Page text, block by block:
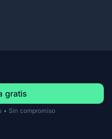
gratis
• Sin compromiso